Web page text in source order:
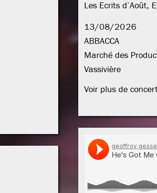
Les Ecrits d’Août,
13/08/2026
ABBACCA
Marché des
Vassivière
Voir plus de